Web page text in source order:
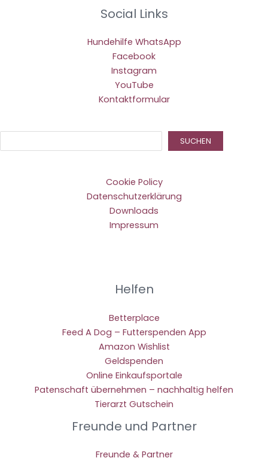
Social Links
Hundehilfe WhatsApp
Facebook
Instagram
YouTube
Kontaktformular
SUCHEN
Cookie Policy
Datenschutzerklärung
Downloads
Impressum
Helfen
Betterplace
Feed A Dog – Futterspenden App
Amazon Wishlist
Geldspenden
Online Einkaufsportale
Patenschaft übernehmen – nachhaltig helfen
Tierarzt Gutschein
Freunde und Partner
Freunde & Partner